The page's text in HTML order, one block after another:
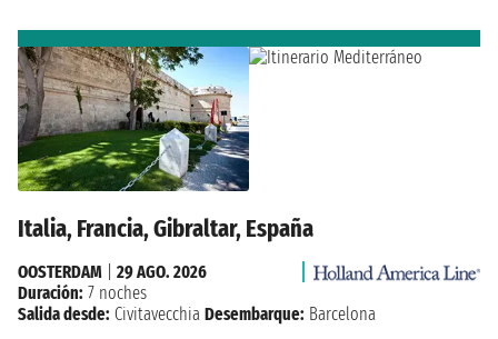
Italia, Francia, Gibraltar, España
OOSTERDAM
29 AGO. 2026
Duración: 7 noches
Salida desde: Civitavecchia Desembarque: Barcelona